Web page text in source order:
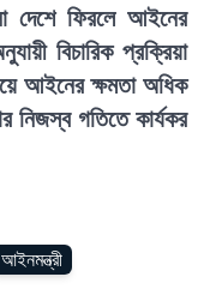
দেশে ফিরলে আইনের
বিচারিক প্রক্রিয়া
আইনের ক্ষমতা অধিক
নিজস্ব গতিতে কার্যকর
আইনমন্ত্রী